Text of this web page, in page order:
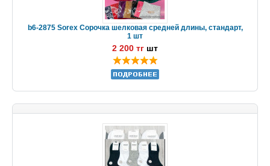
b6-2875 Sorex Сорочка шелковая средней длины, стандарт,
1 шт
2 200 тг шт